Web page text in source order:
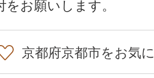
をお願いします。
京都府京都市をお気